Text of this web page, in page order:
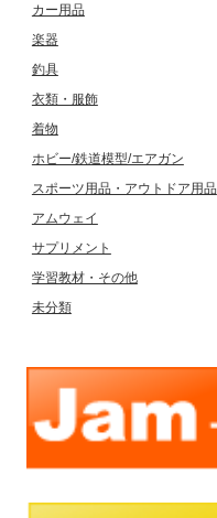
カー用品
楽器
釣具
衣類・服飾
着物
ホビー/鉄道模型/エアガン
スポーツ用品・アウトドア用品
アムウェイ
サプリメント
学習教材・その他
未分類